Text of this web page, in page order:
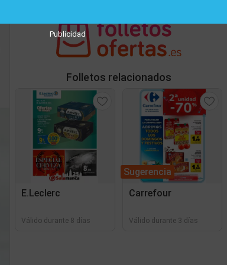
Publicidad
Folletos relacionados
E.Leclerc
Válido durante 8 días
Sugerencia
Carrefour
Válido durante 3 días